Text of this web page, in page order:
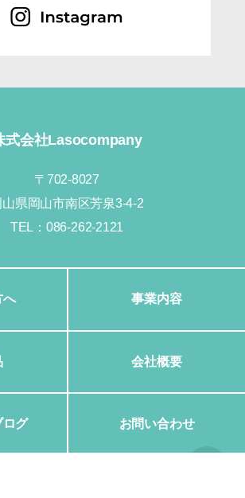
式会社Lasocompany
〒702-8027
山県岡山市南区芳泉3-4-2
TEL： 086-262-2121
へ 事業内容
会社概要
ログ お問い合わせ